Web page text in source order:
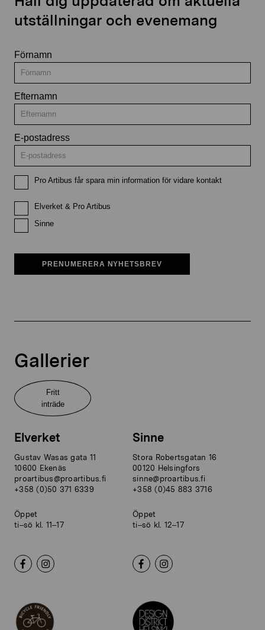
utställningar och evenemang
Förnamn
Efternamn
E-postadress
Pro Artibus får spara min information för vidare kontakt
Elverket & Pro Artibus
Sinne
PRENUMERERA NYHETSBREV
Gallerier
Fritt
inträde
Elverket
Gustav Wasas gata 11
10600 Ekenäs
proartibus@proartibus.fi
+358 (0)50 371 6339
Öppet
ti–sö kl. 11–17
Sinne
Stora Robertsgatan 16
00120 Helsingfors
sinne@proartibus.fi
+358 (0)45 883 3716
Öppet
ti–sö kl. 12–17